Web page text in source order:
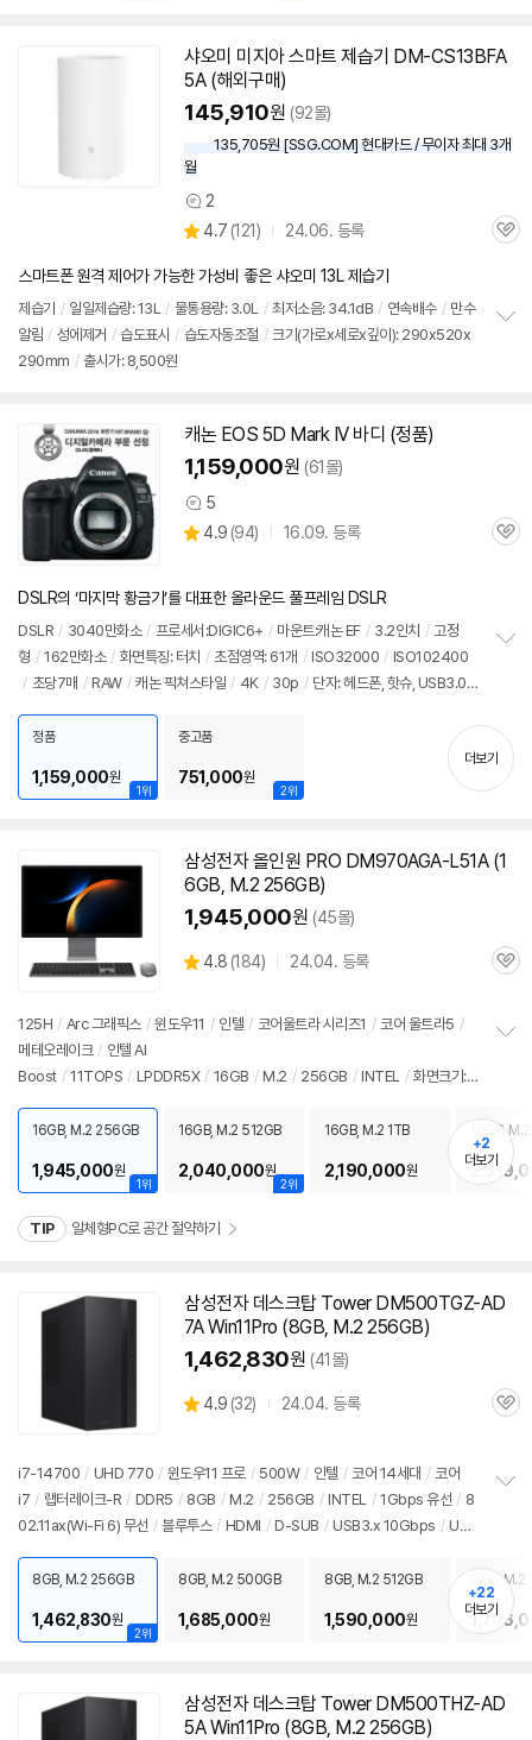
샤오미 미지아 스마트 제습기 DM-CS13BFA
5A (해외구매)
145,910원 (92몰)
135,705원 [SSG.COM] 현대카드 / 무이자 최대 3개
월
상
품
견
2
별
점
4.7 (상
리
뷰
121) 24.06. 등록
관
스마트폰 원격 제어가 가능한 가성비 좋은 샤오미 13L 제습기
제습기 / 일일제습량: 13L / 물통용량: 3.0L / 최저소음: 34.1dB / 연속배수 / 만수
알림 / 성에제거 / 습도표시 / 습도자동조절 / 크기(가로x세로x깊이): 290x520x
290mm / 출시가: 8,500원
캐논 EOS 5D Mark IV 바디 (정품)
1,159,000원 (61몰)
상
품
5
별
4.9 (상
뷰
94) 16.09. 등록
관
DSLR의 ‘마지막 황금기’를 대표한 올라운드 풀프레임 DSLR
DSLR / 3040만화소 / 프로세서:DIGIC6+ / 마운트:캐논 EF / 3.2인치 / 고정
형 / 162만화소 / 화면특징: 터치 / 초점영역: 61개 / ISO32000 / ISO102400
/ 초당7매 / RAW / 캐논 픽쳐스타일 / 4K / 30p / 단자: 헤드폰, 핫슈, USB3.0,
890g
배터리: LP-E6N(1865mAh)
AF
기
1위
정품
1,159,000원
2위
중고품
751,000원
더보기
삼성전자 올인원 PRO DM970AGA-L51A (1
6GB, M.2 256GB)
1,945,000원 (45몰)
별
4.8 (상
리
184) 24.04. 등록
관
125H / Arc 그래픽스 / 윈도우11 / 인텔 / 코어울트라 시리즈1 / 코어 울트라5 /
메테오레이크 / 인텔 AI
Boost / 11TOPS / LPDDR5X / 16GB / M.2 / 256GB / INTEL / 화면크기: 6
02.11ax(Wi-Fi 6E) 무선
블루투스 / USB3.x 5Gbps / 썬더볼트4 /
마
치
기
1위
16GB, M.2 256GB
1,945,000원
2위
16GB, M.2 512GB
2,040,000원
16GB, M.2 1TB
2,190,000원
16GB,
+2
더보기
TIP 일체형PC로 공간 절약하기
삼성전자 데스크탑 Tower DM500TGZ-AD
7A Win11Pro (8GB, M.2 256GB)
1,462,830원 (41몰)
별
4.9 (상
뷰
32) 24.04. 등록
관
i7-14700 / UHD 770 / 윈도우11 프로 / 500W / 인텔 / 코어 14세대 / 코어
i7 / 랩터레이크-R / DDR5 / 8GB / M.2 / 256GB / INTEL / 1Gbps 유선 / 8
02.11ax(Wi-Fi 6) 무선 / 블루투스 / HDMI / D-SUB / USB3.x 10Gbps / USB
소비자 가격: 3,499,000원
치
기
2위
8GB, M.2 256GB
1,462,830원
8GB, M.2 500GB
1,685,000원
8GB, M.2 512GB
1,590,000원
8GB, M.2
+22
더보기
삼성전자 데스크탑 Tower DM500THZ-AD
5A Win11Pro (8GB, M.2 256GB)